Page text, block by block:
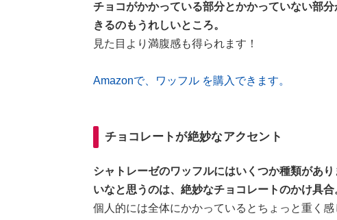
チョコがかかっている部分とかかっていない部
きるのもうれしいところ。
見た目より満腹感も得られます！
Amazonで、ワッフル を購入できます。
チョコレートが絶妙なアクセント
シャトレーゼのワッフルにはいくつか種類があ
いなと思うのは、絶妙なチョコレートのかけ具合
個人的には全体にかかっているとちょっと重く